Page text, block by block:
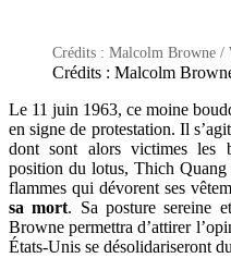
Crédits : Malcolm Browne /
Crédits : Malcolm
Le 11 juin 1963, ce moine
en signe de protestation. Il
dont sont alors victimes les
position du lotus, Thich
flammes qui dévorent ses
sa mort. Sa posture sereine
Browne permettra d’attirer
États-Unis se désolidariseront